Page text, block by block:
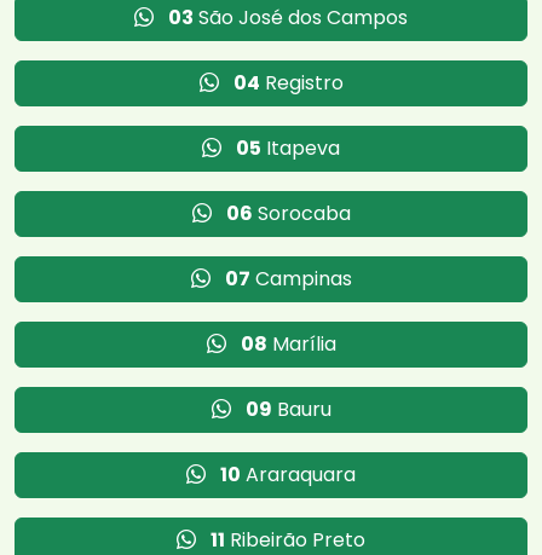
03 São José dos Campos
04 Registro
05 Itapeva
06 Sorocaba
07 Campinas
08 Marília
09 Bauru
10 Araraquara
11 Ribeirão Preto